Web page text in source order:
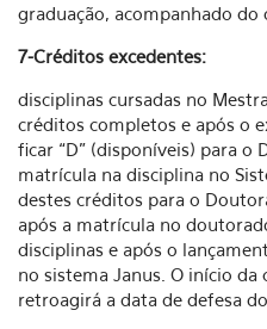
graduação, acompanhado do
7-Créditos excedentes:
disciplinas cursadas no
créditos completos e após o
ficar “D” (disponíveis) para o
matrícula na disciplina no
destes créditos para o
após a matrícula no
disciplinas e após o
no sistema Janus. O início
retroagirá a data de defesa